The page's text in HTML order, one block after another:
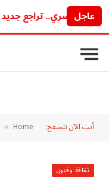
عاجل
أنت الآن تتصفح: Home
»
ثقافة وفنون